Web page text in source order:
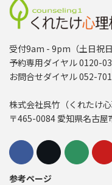
受付9am - 9pm（土日祝日
予約専用ダイヤル 0120-
お問合せダイヤル 052-
株式会社呉竹（くれたけ
〒465-0084 愛知県名古
参考ページ